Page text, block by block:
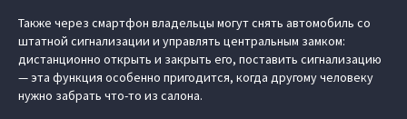
Также через смартфон владельцы могут снять автомобиль со
штатной сигнализации и управлять центральным замком:
дистанционно открыть и закрыть его, поставить сигнализацию
— эта функция особенно пригодится, когда другому человеку
нужно забрать что-то из салона.